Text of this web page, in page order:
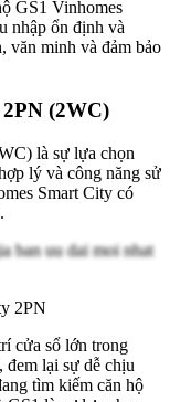
GS1 Vinhomes
nhập ổn định và
văn minh và đảm bảo
(2WC)
là sự lựa chọn
lý và công năng sử
Smart City có
2PN
cửa sổ lớn trong
đem lại sự dễ chịu
tìm kiếm căn hộ